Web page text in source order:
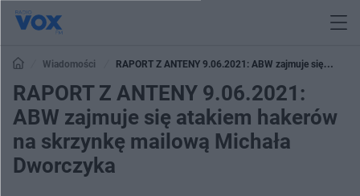
Wiadomości
RAPORT Z ANTENY 9.06.2021: ABW zajmuje się
atakiem hakerów na skrzynkę mailową Michała Dworczyka
RAPORT Z ANTENY 9.06.2021:
ABW zajmuje się atakiem hakerów
na skrzynkę mailową Michała
Dworczyka